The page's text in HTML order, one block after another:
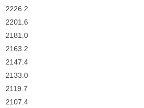
2226.2
2201.6
2181.0
2163.2
2147.4
2133.0
2119.7
2107.4